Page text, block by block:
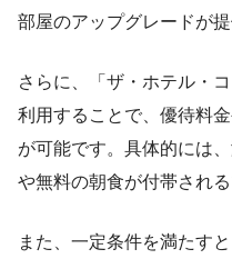
部屋のアップグレードが
さらに、「ザ・ホテル・
利用することで、優待料
が可能です。具体的には
や無料の朝食が付帯され
また、一定条件を満たす